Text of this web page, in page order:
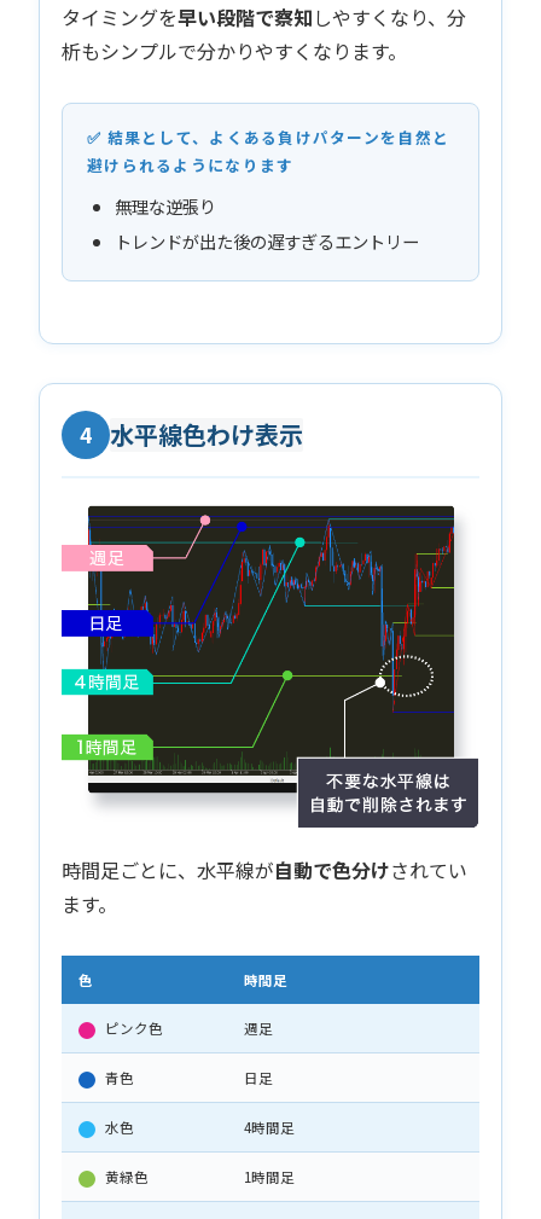
タイミングを早い段階で察知しやすくなり、分
析もシンプルで分かりやすくなります。
✅ 結果として、よくある負けパターンを自然と
避けられるようになります
無理な逆張り
トレンドが出た後の遅すぎるエントリー
4 水平線色わけ表示
時間足ごとに、水平線が自動で色分けされてい
ます。
色 時間足
ピンク色 週足
青色 日足
水色 4時間足
黄緑色 1時間足